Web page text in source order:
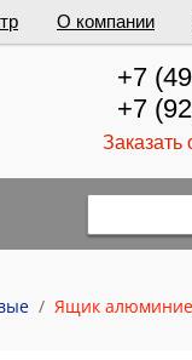
О компании
+7
+7
Заказать
/ Ящик